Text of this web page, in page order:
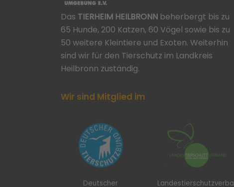
Das TIERHEIM HEILBRONN beherbergt bis zu
65 Hunde, 200 Katzen, 60 Vögel sowie bis zu
50 weitere Kleintiere und Exoten. Weiterhin
sind wir für den Tierschutz im Landkreis
Heilbronn zuständig.
Wir sind Mitglied im
Deutscher Landestierschutzverba